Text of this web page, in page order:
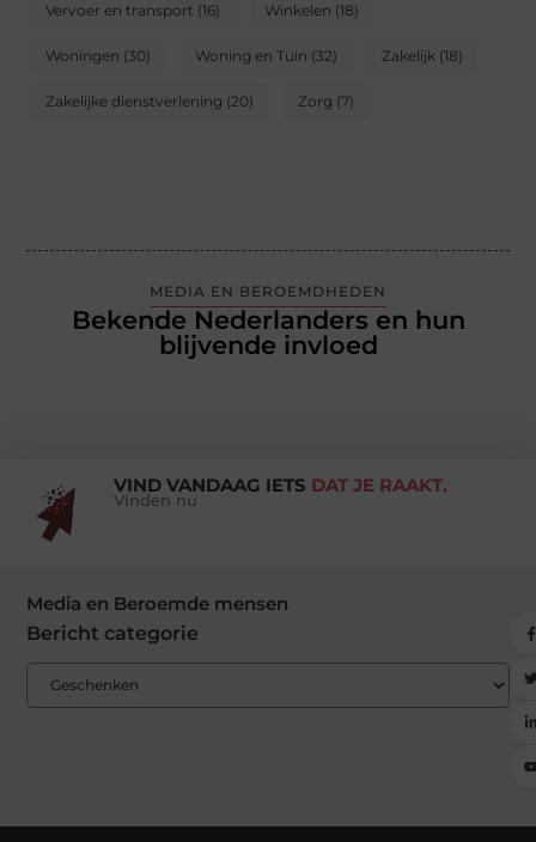
Vervoer en transport (16) Winkelen (18)
Woningen (30) Woning en Tuin (32) Zakelijk (18)
Zakelijke dienstverlening (20) Zorg (7)
MEDIA EN BEROEMDHEDEN
Bekende Nederlanders en hun
blijvende invloed
VIND VANDAAG IETS DAT JE RAAKT.
Vinden nu
Media en Beroemde mensen
Bericht categorie